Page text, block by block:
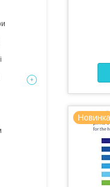
Новинка